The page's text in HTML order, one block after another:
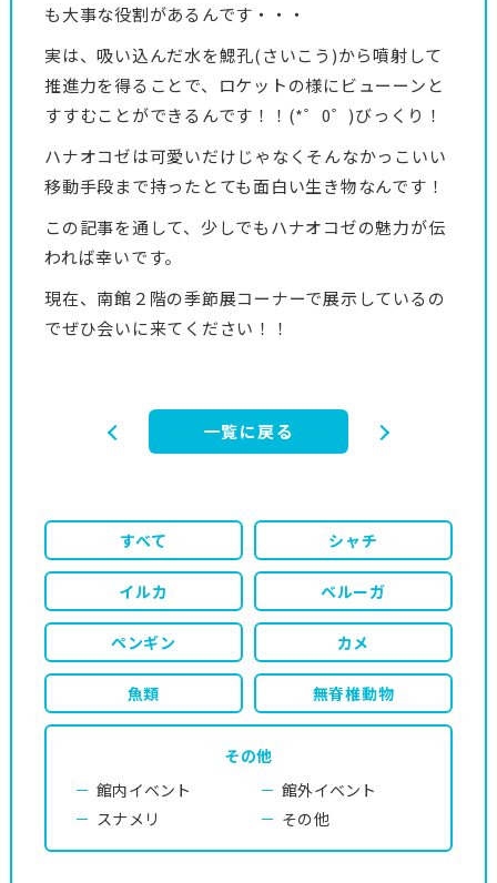
も大事な役割があるんです・・・
実は、吸い込んだ水を鰓孔(さいこう)から噴射して
推進力を得ることで、ロケットの様にビューーンと
すすむことができるんです！！(*゜0゜)びっくり！
ハナオコゼは可愛いだけじゃなくそんなかっこいい
移動手段まで持ったとても面白い生き物なんです！
この記事を通して、少しでもハナオコゼの魅力が伝
われば幸いです。
現在、南館２階の季節展コーナーで展示しているの
でぜひ会いに来てください！！
一覧に戻る
すべて シャチ
イルカ ベルーガ
ペンギン カメ
魚類 無脊椎動物
その他
館内イベント
館外イベント
スナメリ
その他